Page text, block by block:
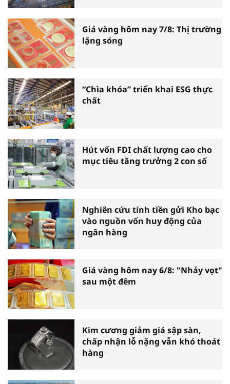
Giá vàng hôm nay 7/8: Thị trường
lặng sóng
“Chìa khóa” triển khai ESG thực
chất
Hút vốn FDI chất lượng cao cho
mục tiêu tăng trưởng 2 con số
Nghiên cứu tính tiền gửi Kho bạc
vào nguồn vốn huy động của
ngân hàng
Giá vàng hôm nay 6/8: "Nhảy vọt"
sau một đêm
Kim cương giảm giá sập sàn,
chấp nhận lỗ nặng vẫn khó thoát
hàng